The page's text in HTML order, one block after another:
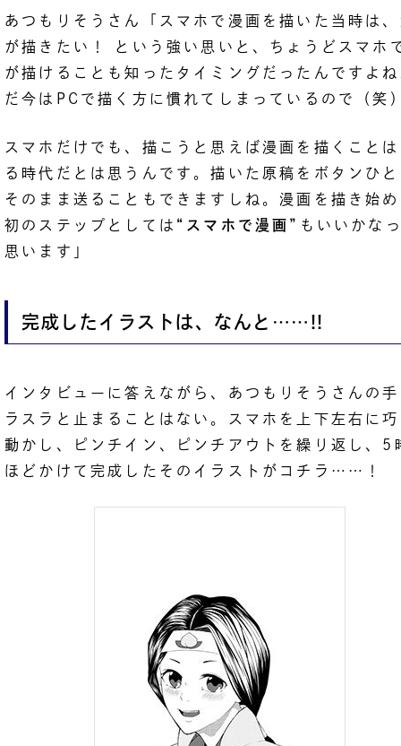
あつもりそうさん「スマホで漫画を描いた当時は
が描きたい！ という強い思いと、ちょうどスマホ
が描けることも知ったタイミングだったんですよ
だ今はPCで描く方に慣れてしまっているので（笑
スマホだけでも、描こうと思えば漫画を描くこと
る時代だとは思うんです。描いた原稿をボタンひ
そのまま送ることもできますしね。漫画を描き始
初のステップとしては “スマホで漫画” もいいかな
思います」
完成したイラストは、なんと……!!
インタビューに答えながら、あつもりそうさんの
ラスラと止まることはない。スマホを上下左右に
動かし、ピンチイン、ピンチアウトを繰り返し、5
ほどかけて完成したそのイラストがコチラ……！